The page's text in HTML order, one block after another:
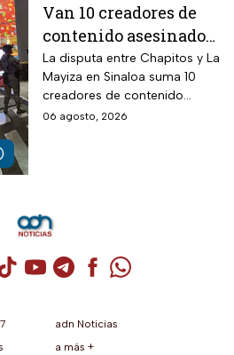
Van 10 creadores de
contenido asesinados
desde la guerra entre
Chapitos y La Mayiza
La disputa entre Chapitos y La
Mayiza en Sinaloa suma 10
creadores de contenido
asesinados desde septiembre
06 agosto, 2026
de X / Twitter (se abre en una
de Instagram (se abre en una
Cuenta de TikTok (se abre en
Cuenta de YouTube (se abre
Cuenta de Telegram (se
Cuenta de
Cuenta de
adn Noticias
a más +